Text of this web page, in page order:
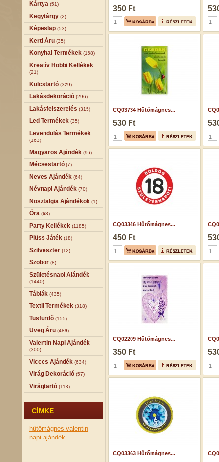
Kártya (51)
Kegytárgy (2)
Képeslap (53)
Kerti Áru (35)
Konyhai Termékek (168)
Kreatív Hobbi Kellékek
(21)
Kulcstartó (329)
Lakásdekoráció (296)
Lakásfelszerelés (315)
Led Termékek (35)
Levendulás Termékek
(163)
Magyaros Ajándék (96)
Mécsestartó (7)
Neves Ajándék (64)
Névnapi Ajándék (70)
Nosztalgia Ajándékok (1)
Óra (63)
Party Kellékek (1185)
Plüss Játék (18)
Szilveszter (12)
Szobor (8)
Születésnapi Ajándék
(1440)
Táblák (435)
Textil Termékek (318)
Tusfürdő (155)
Üveg Áru (489)
Valentin Napi Ajándék
(300)
Vicces Ajándék (634)
Virág Dekoráció (57)
Virágtartó (113)
CÍMKE
hűtőmágnes valentin
napi ajándék
350 Ft
CQ03734 Hűtőmágnes...
530 Ft
CQ03346 Hűtőmágnes...
450 Ft
CQ02209 Hűtőmágnes...
350 Ft
CQ03363 Hűtőmágnes...